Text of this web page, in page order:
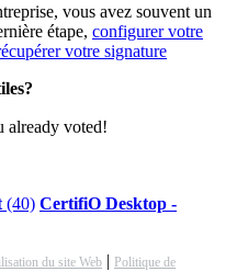
vous avez souvent un
étape, configurer votre
votre signature
already voted!
(40) CertifiO Desktop -
du site Web | Politique de